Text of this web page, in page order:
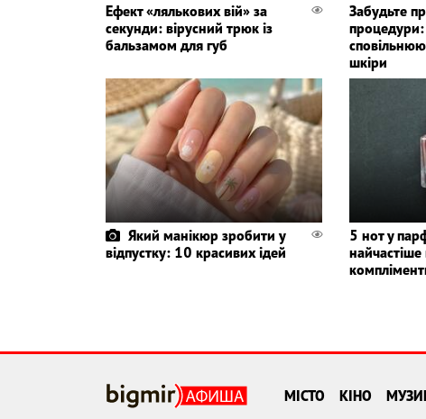
Ефект «лялькових вій» за
секунди: вірусний трюк із
бальзамом для губ
Забудьте
процедури:
шкіри
Який манікюр зробити у
відпустку: 10 красивих ідей
5 нот у
МІСТО КІНО